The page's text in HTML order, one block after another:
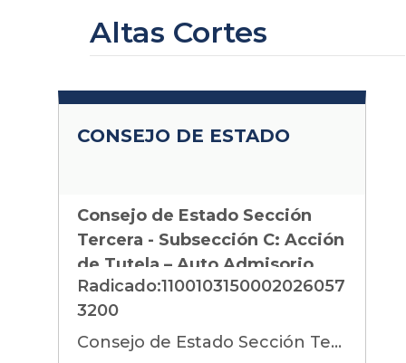
Altas Cortes
CONSEJO DE ESTADO
Consejo de Estado Sección
Tercera - Subsección C: Acción
de Tutela – Auto Admisorio
Radicado 2026-05732
Radicado:1100103150002026057
3200
Consejo de Estado Sección Tercera - Subsección C: Acción de Tutela – Auto Admisorio Radicado 2026-05732